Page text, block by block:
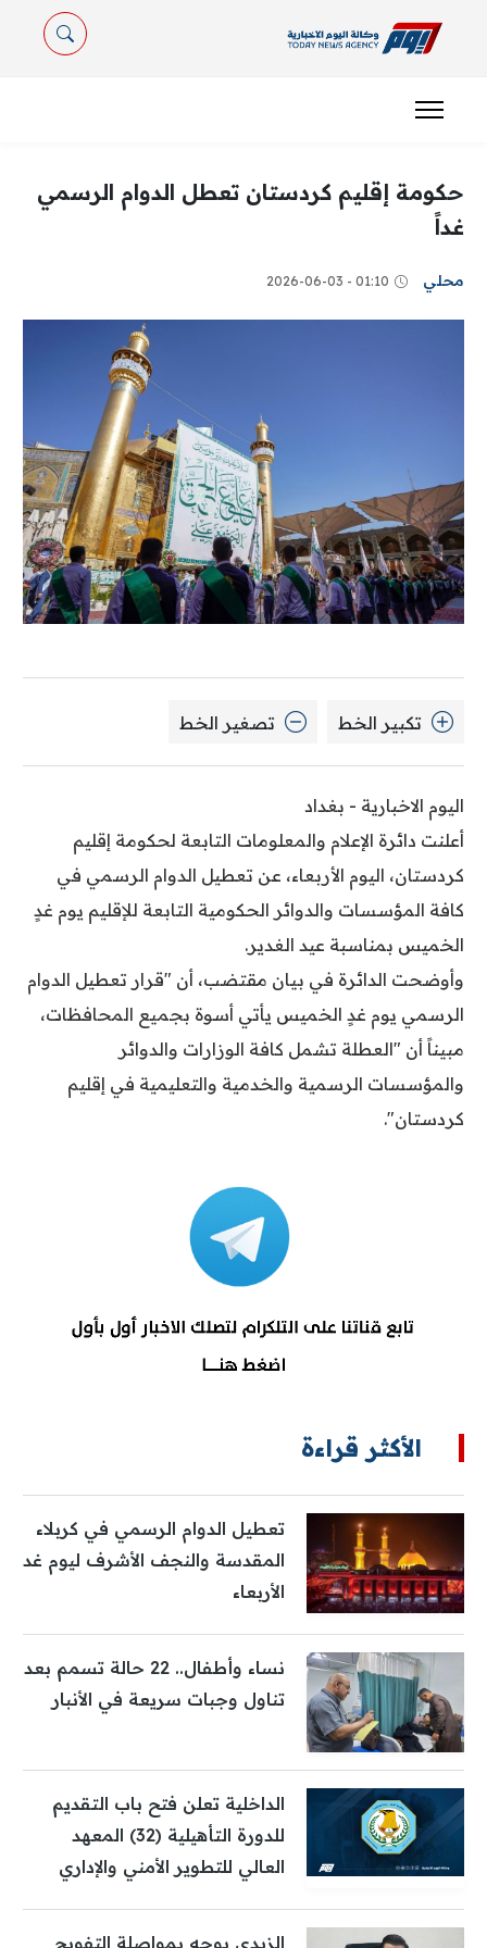
حكومة إقليم كردستان تعطل الدوام الرسمي
غداً
محلي 01:10 - 2026-06-03
تكبير الخط تصغير الخط
اليوم الاخبارية - بغداد
أعلنت دائرة الإعلام والمعلومات التابعة لحكومة إقليم
كردستان، اليوم الأربعاء، عن تعطيل الدوام الرسمي في
كافة المؤسسات والدوائر الحكومية التابعة للإقليم يوم غدٍ
الخميس بمناسبة عيد الغدير.
وأوضحت الدائرة في بيان مقتضب، أن "قرار تعطيل الدوام
الرسمي يوم غدٍ الخميس يأتي أسوة بجميع المحافظات،
مبيناً أن "العطلة تشمل كافة الوزارات والدوائر
والمؤسسات الرسمية والخدمية والتعليمية في إقليم
كردستان".
الأكثر قراءة
تعطيل الدوام الرسمي في كربلاء
المقدسة والنجف الأشرف ليوم غد
الأربعاء
نساء وأطفال.. 22 حالة تسمم بعد
تناول وجبات سريعة في الأنبار
الداخلية تعلن فتح باب التقديم
للدورة التأهيلية (32) المعهد
العالي للتطوير الأمني والإداري
الزيدي يوجه بمواصلة التفويج